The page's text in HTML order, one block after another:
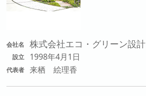
会社名 株式会社エコ・グリーン設計
設立 1998年4月1日
代表者 来栖 絵理香